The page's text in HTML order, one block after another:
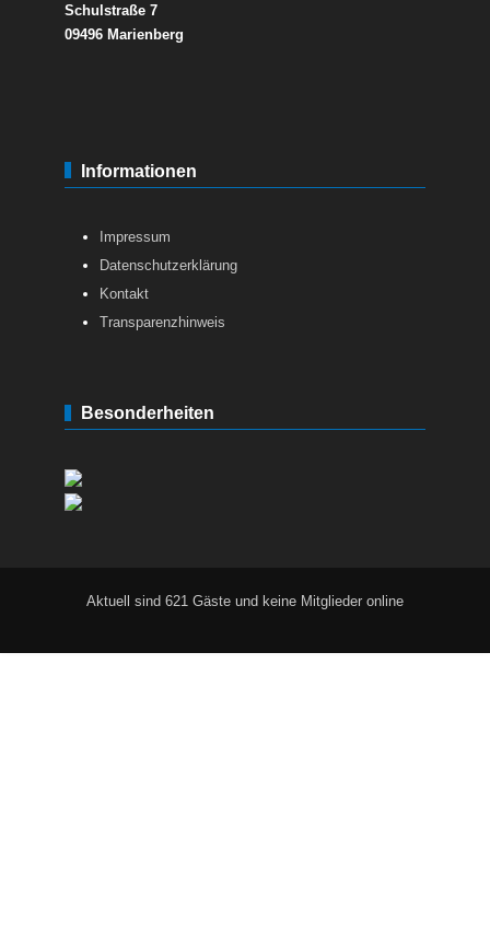
Schulstraße 7
09496 Marienberg
Informationen
Impressum
Datenschutzerklärung
Kontakt
Transparenzhinweis
Besonderheiten
Aktuell sind 621 Gäste und keine Mitglieder online